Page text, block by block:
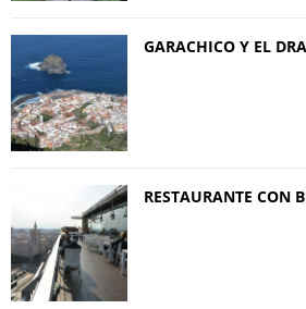
GARACHICO Y EL
RESTAURANTE CON